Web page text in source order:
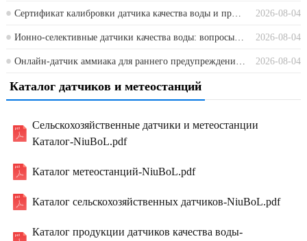
2026-08-04
Сертификат калибровки датчика качества воды и приемка на объекте: что должны требовать покупатели
2026-08-04
Ионно-селективные датчики качества воды: вопросы по обслуживанию, которые покупатели должны задать перед заказом
2026-08-04
Каталог датчиков и метеостанций
Сельскохозяйственные датчики и метеостанции
Каталог-NiuBoL.pdf
Каталог метеостанций-NiuBoL.pdf
Каталог сельскохозяйственных датчиков-NiuBoL.pdf
Каталог продукции датчиков качества воды-